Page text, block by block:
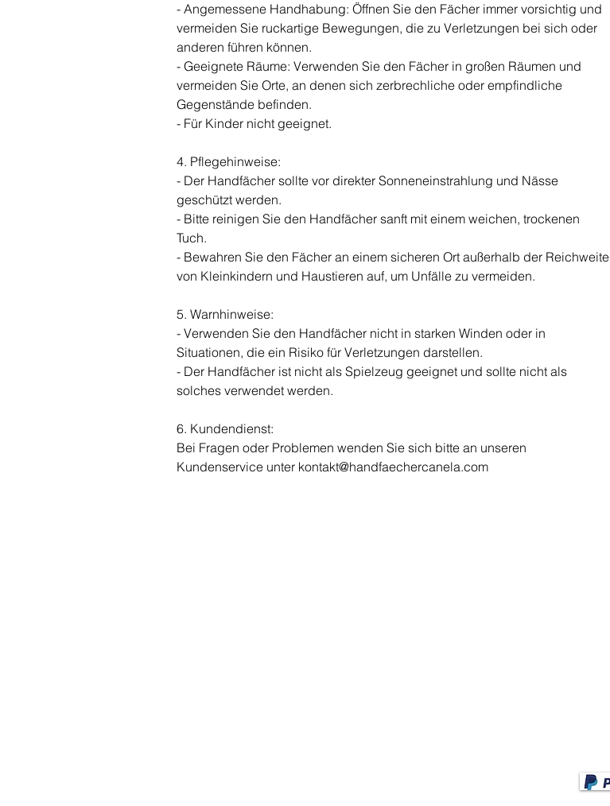
- Angemessene Handhabung: Öffnen Sie den Fächer immer vorsichtig und
vermeiden Sie ruckartige Bewegungen, die zu Verletzungen bei sich oder
anderen führen können.
- Geeignete Räume: Verwenden Sie den Fächer in großen Räumen und
vermeiden Sie Orte, an denen sich zerbrechliche oder empfindliche
Gegenstände befinden.
- Für Kinder nicht geeignet.
4. Pflegehinweise:
- Der Handfächer sollte vor direkter Sonneneinstrahlung und Nässe
geschützt werden.
- Bitte reinigen Sie den Handfächer sanft mit einem weichen, trockenen
Tuch.
- Bewahren Sie den Fächer an einem sicheren Ort außerhalb der Reichweite
von Kleinkindern und Haustieren auf, um Unfälle zu vermeiden.
5. Warnhinweise:
- Verwenden Sie den Handfächer nicht in starken Winden oder in
Situationen, die ein Risiko für Verletzungen darstellen.
- Der Handfächer ist nicht als Spielzeug geeignet und sollte nicht als
solches verwendet werden.
6. Kundendienst:
Bei Fragen oder Problemen wenden Sie sich bitte an unseren
Kundenservice unter kontakt@handfaechercanela.com